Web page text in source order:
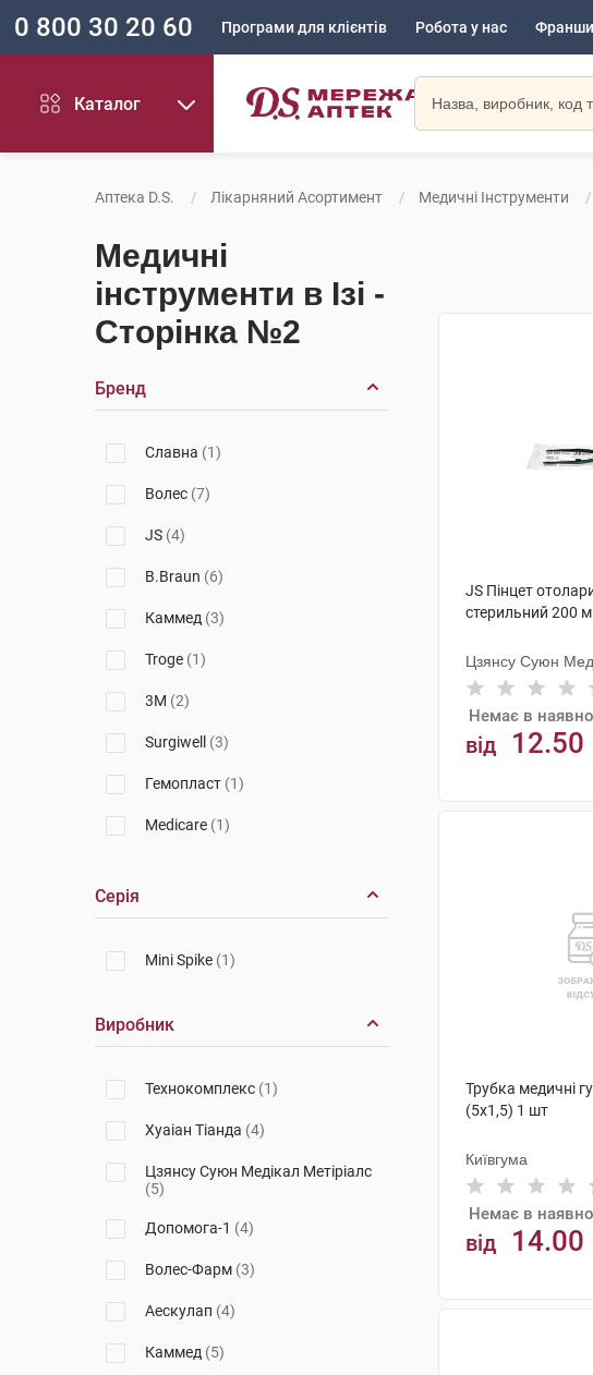
0 800 30 20 60 Програми для клієнтів Робота у нас
Каталог
Аптека D.S. Лікарняний Асортимент Медичні Інструменти
Медичні
інструменти в Ізі -
Сторінка №2
Бренд
Славна (1)
Волес (7)
JS (4)
B.Braun (6)
Каммед (3)
Troge (1)
3M (2)
Surgiwell (3)
Гемопласт (1)
Medicare (1)
Серія
Mini Spike (1)
Виробник
Технокомплекс (1)
Хуаіан Тіанда (4)
Цзянсу Суюн Медікал Метіріалс
(5)
Допомога-1 (4)
Волес-Фарм (3)
Аескулап (4)
Каммед (5)
JS Пінцет
стерильний 200
Цзянсу Суюн
Немає в
від 12.50
Трубка медичні
(5х1,5) 1 шт
Київгума
Немає в
від 14.00